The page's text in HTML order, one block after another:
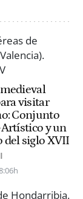
visitar
Conjunto
y un
del siglo XVII